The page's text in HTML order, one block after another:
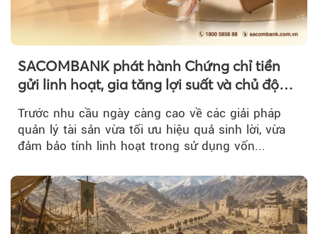
SACOMBANK phát hành Chứng chỉ tiền
gửi linh hoạt, gia tăng lợi suất và chủ động
Trước nhu cầu ngày càng cao về các giải pháp
quản lý tài sản vừa tối ưu hiệu quả sinh lời, vừa
đảm bảo tính linh hoạt trong sử dụng vốn...